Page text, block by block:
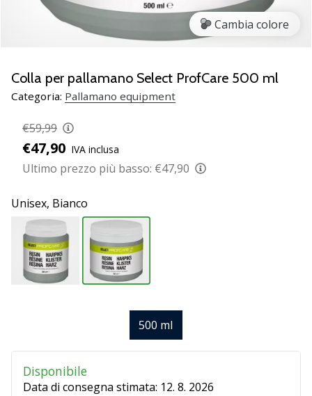
Scopri
da
pallamano
PUMA
Accelerate
NITRO
SQD
5!
gli
aggiornamenti
tecnici
e
valuta
se
vale
25. 11. 2024
Tempo di lettura: 1 min.
Cambia colore
Colla per pallamano Select ProfCare 500 ml
Categoria: Pallamano equipment
€59,99
€47,90 IVA inclusa
Ultimo prezzo più basso: €47,90
Unisex, Bianco
500 ml
Disponibile
Data di consegna stimata: 12. 8. 2026